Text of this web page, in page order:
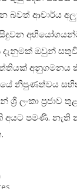
බවත් ආචාර්ය
දැනුමක් ඔවුන්
අනුගමනය
නිපුණත්වය
ශ්‍රී ලංකා
අයට පමණි.